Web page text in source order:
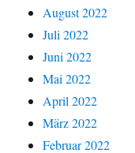
August 2022
Juli 2022
Juni 2022
Mai 2022
April 2022
März 2022
Februar 2022